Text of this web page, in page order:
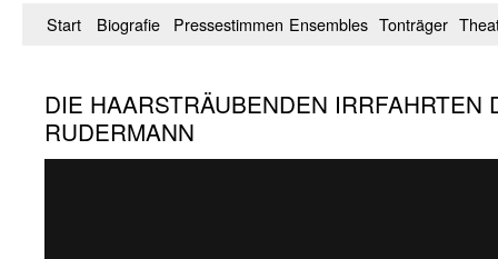
Start Biografie Pressestimmen Ensembles Tonträger
DIE HAARSTRÄUBENDEN IRRFAHRTEN
RUDERMANN